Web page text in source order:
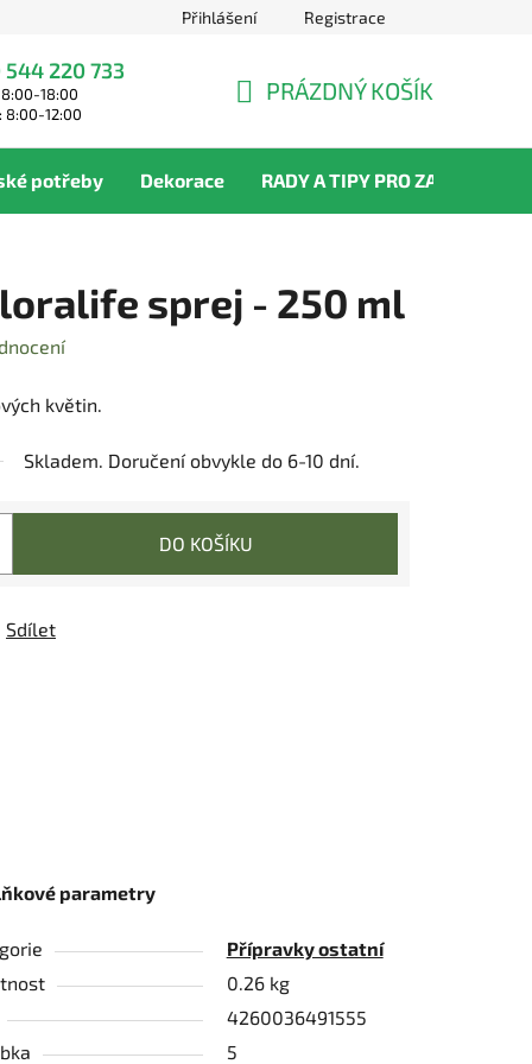
Přihlášení Registrace
220 733
18:00
8:00-12:00
KOŠÍK
PRÁZDNÝ KOŠÍK
potřeby Dekorace RADY A TIPY PRO ZAHRADNÍKY
sprej - 250 ml
květin.
Skladem. Doručení obvykle do 6-10 dní.
DO KOŠÍKU
Sdílet
parametry
Přípravky ostatní
0.26 kg
4260036491555
5